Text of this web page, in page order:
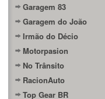
Garagem 83
Garagem do João
Irmão do Décio
Motorpasion
No Trânsito
RacionAuto
Top Gear BR